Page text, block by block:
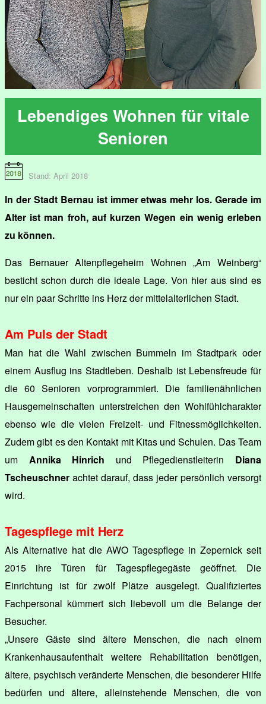
Lebendiges Wohnen für vitale
Senioren
Stand: April 2018
In der Stadt Bernau ist immer etwas mehr los. Gerade im
Alter ist man froh, auf kurzen Wegen ein wenig erleben
zu können.
Das Bernauer Altenpflegeheim Wohnen „Am Weinberg“
besticht schon durch die ideale Lage. Von hier aus sind es
nur ein paar Schritte ins Herz der mittelalterlichen Stadt.
Am Puls der Stadt
Man hat die Wahl zwischen Bummeln im Stadtpark oder
einem Ausflug ins Stadtleben. Deshalb ist Lebensfreude für
die 60 Senioren vorprogrammiert. Die familienähnlichen
Hausgemeinschaften unterstreichen den Wohlfühlcharakter
ebenso wie die vielen Freizeit- und Fitnessmöglichkeiten.
Zudem gibt es den Kontakt mit Kitas und Schulen. Das Team
um Annika Hinrich und Pflegedienstleiterin Diana
Tscheuschner achtet darauf, dass jeder persönlich versorgt
wird.
Tagespflege mit Herz
Als Alternative hat die AWO Tagespflege in Zepernick seit
2015 ihre Türen für Tagespflegegäste geöffnet. Die
Einrichtung ist für zwölf Plätze ausgelegt. Qualifiziertes
Fachpersonal kümmert sich liebevoll um die Belange der
Besucher.
„Unsere Gäste sind ältere Menschen, die nach einem
Krankenhausaufenthalt weitere Rehabilitation benötigen,
ältere, psychisch veränderte Menschen, die besonderer Hilfe
bedürfen und ältere, alleinstehende Menschen, die von